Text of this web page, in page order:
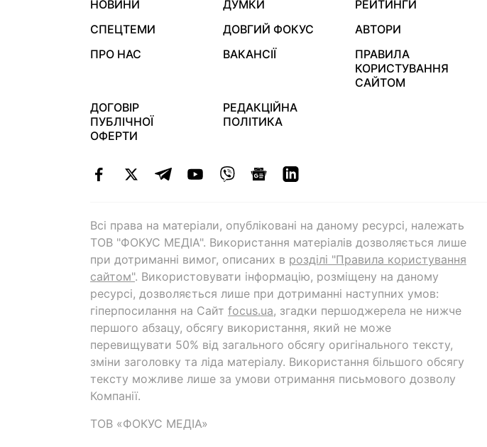
НОВИНИ ДУМКИ
РЕЙТИНГИ
СПЕЦТЕМИ
ДОВГИЙ ФОКУС
АВТОРИ
ПРО НАС
ВАКАНСІЇ
ПРАВИЛА
КОРИСТУВАННЯ
САЙТОМ
ДОГОВІР
ПУБЛІЧНОЇ
ОФЕРТИ
РЕДАКЦІЙНА
ПОЛІТИКА
Всі права на матеріали, опубліковані на даному ресурсі, належать
ТОВ "ФОКУС МЕДІА". Використання матеріалів дозволяється лише
при дотриманні вимог, описаних в розділі "Правила користування
сайтом". Використовувати інформацію, розміщену на даному
ресурсі, дозволяється лише при дотриманні наступних умов:
гіперпосилання на Cайт focus.ua, згадки першоджерела не нижче
першого абзацу, обсягу використання, який не може
перевищувати 50% від загального обсягу оригінального тексту,
зміни заголовку та ліда матеріалу. Використання більшого обсягу
тексту можливе лише за умови отримання письмового дозволу
Компанії.
ТОВ «ФОКУС МЕДІА»